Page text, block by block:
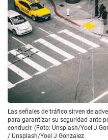
Las señales de tráfico sirven de
para garantizar su seguridad ante
conducir. (Foto: Unsplash/Yoel J
/ Unsplash/Yoel J Gonzalez